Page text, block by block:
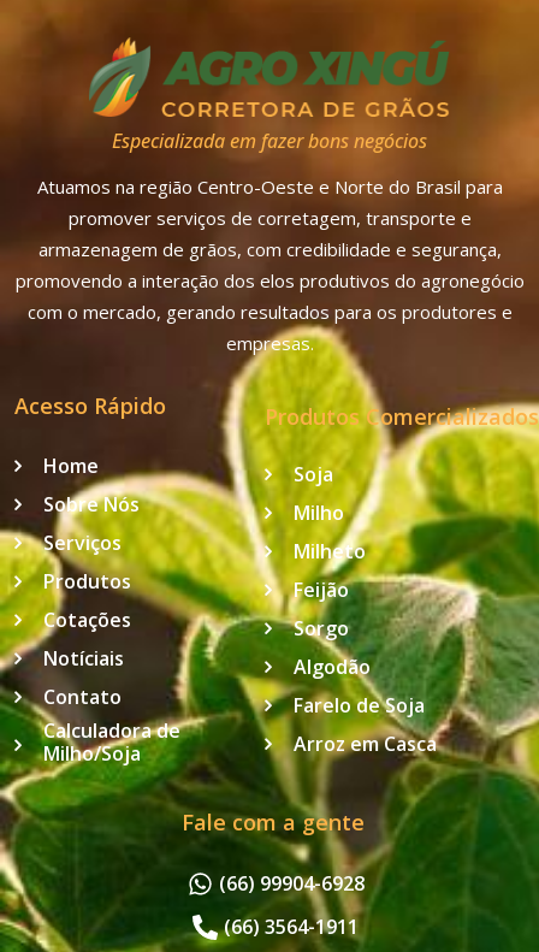
Especializada em fazer bons negócios
Atuamos na região Centro-Oeste e Norte do Brasil para
promover serviços de corretagem, transporte e
armazenagem de grãos, com credibilidade e segurança,
promovendo a interação dos elos produtivos do agronegócio
com o mercado, gerando resultados para os produtores e
empresas.
Acesso Rápido
Home
Sobre Nós
Serviços
Produtos
Cotações
Notíciais
Contato
Calculadora de
Milho/Soja
Produtos Comercializados
Soja
Milho
Milheto
Feijão
Sorgo
Algodão
Farelo de Soja
Arroz em Casca
Fale com a gente
(66) 99904-6928
(66) 3564-1911